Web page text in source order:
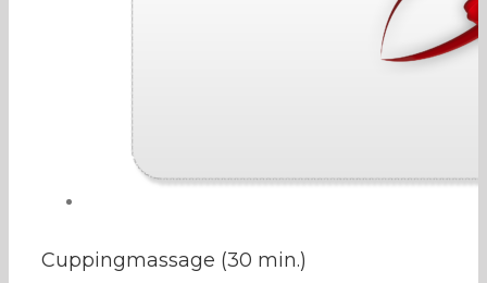
Cuppingmassage (30 min.)